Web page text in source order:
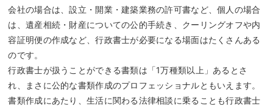
会社の場合は、設立・開業・建築業務の許可書など、個人の場合
は、遺産相続・財産についての公的手続き、クーリングオフや内
容証明便の作成など、行政書士が必要になる場面はたくさんある
のです。
行政書士が扱うことができる書類は「1万種類以上」あるとさ
れ、まさに公的な書類作成のプロフェッショナルともいえます。
書類作成にあたり、生活に関わる法律相談に乗ることも行政書士